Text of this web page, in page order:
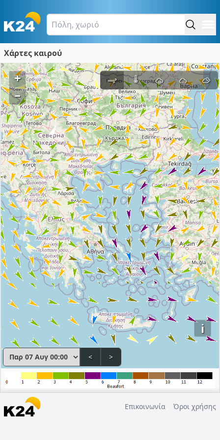
Χάρτες καιρού
i
+
–
< >
Επικοινωνία Όροι χρήσης